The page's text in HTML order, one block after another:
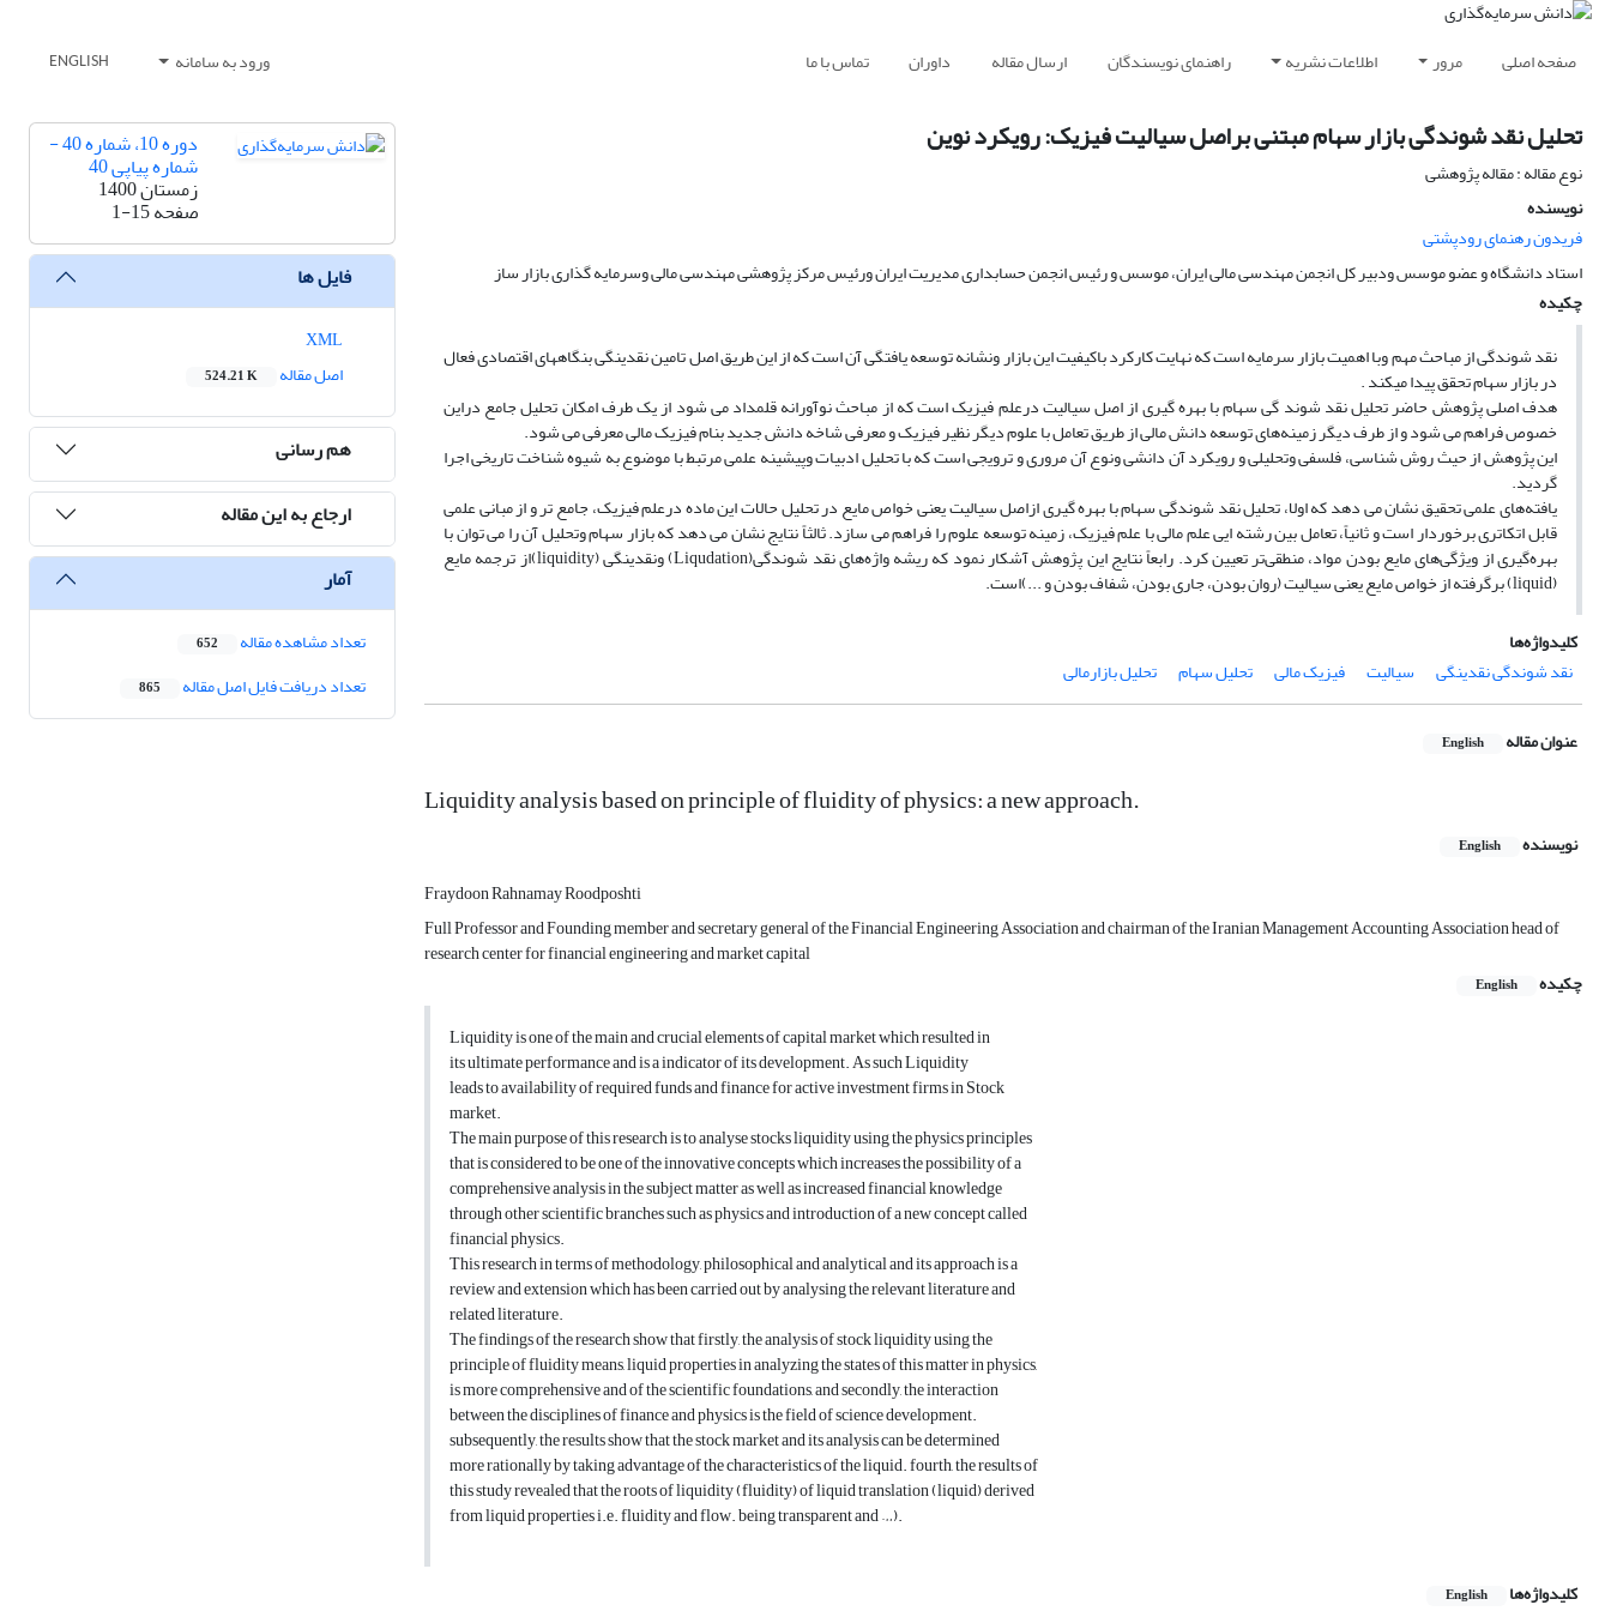
صفحه اصلی مرور اطلاعات نشریه راهنمای نویسندگان ارسال مقاله داوران تماس با ما ورود به سامانه ENGLISH
تحلیل نقد شوندگی بازار سهام مبتنی براصل سیالیت فیزیک: رویکرد نوین
نوع مقاله : مقاله پژوهشی
نویسنده
فریدون رهنمای رودپشتی
استاد دانشگاه و عضو موسس ودبیر کل انجمن مهندسی مالی ایران، موسس و رئیس انجمن حسابداری مدیریت ایران ورئیس مرکز پژوهشی مهندسی مالی وسرمایه گذاری بازار ساز
چکیده
نقد شوندگی از مباحث مهم وبا اهمیت بازار سرمایه است که نهایت کارکرد باکیفیت این بازار ونشانه توسعه یافتگی آن است که از این طریق اصل تامین نقدینگی بنگاههای اقتصادی فعال
در بازار سهام تحقق پیدا میکند .
هدف اصلی پژوهش حاضر تحلیل نقد شوند گی سهام با بهره گیری از اصل سیالیت درعلم فیزیک است که از مباحث نوآورانه قلمداد می شود از یک طرف امکان تحلیل جامع دراین
خصوص فراهم می شود و از طرف دیگر زمینه‌های توسعه دانش مالی از طریق تعامل با علوم دیگر نظیر فیزیک و معرفی شاخه دانش جدید بنام فیزیک مالی معرفی می شود.
این پژوهش از حیث روش شناسی، فلسفی وتحلیلی و رویکرد آن دانشی ونوع آن مروری و ترویجی است که با تحلیل ادبیات وپیشینه علمی مرتبط با موضوع به شیوه شناخت تاریخی اجرا
گردید.
یافته‌های علمی تحقیق نشان می دهد که اولا، تحلیل نقد شوندگی سهام با بهره گیری ازاصل سیالیت یعنی خواص مایع در تحلیل حالات این ماده درعلم فیزیک، جامع تر و از مبانی علمی
قابل اتکاتری برخوردار است و ثانیاً، تعامل بین رشته ایی علم مالی با علم فیزیک، زمینه توسعه علوم را فراهم می سازد. ثالثاً نتایج نشان می دهد که بازار سهام وتحلیل آن را می توان با
بهره‌گیری از ویژگی‌های مایع بودن مواد، منطقی‌تر تعیین کرد. رابعاً نتایج این پژوهش آشکار نمود که ریشه واژه‌های نقد شوندگی(Liqudation) ونقدینگی (liquidity)از ترجمه مایع
(liquid) برگرفته از خواص مایع یعنی سیالیت (روان بودن، جاری بودن، شفاف بودن و ...)است.
کلیدواژه‌ها
نقد شوندگی نقدینگی
سیالیت فیزیک مالی تحلیل سهام تحلیل بازارمالی
عنوان مقاله English
Liquidity analysis based on principle of fluidity of physics: a new approach.
نویسنده English
Fraydoon Rahnamay Roodposhti
Full Professor and Founding member and secretary general of the Financial Engineering Association and chairman of the Iranian Management Accounting Association head of
research center for financial engineering and market capital
چکیده
English
Liquidity is one of the main and crucial elements of capital market which resulted in
its ultimate performance and is a indicator of its development. As such Liquidity
leads to availability of required funds and finance for active investment firms in Stock
market.
The main purpose of this research is to analyse stocks liquidity using the physics principles
that is considered to be one of the innovative concepts which increases the possibility of a
comprehensive analysis in the subject matter as well as increased financial knowledge
through other scientific branches such as physics and introduction of a new concept called
financial physics.
This research in terms of methodology, philosophical and analytical and its approach is a
review and extension which has been carried out by analysing the relevant literature and
related literature.
The findings of the research show that firstly, the analysis of stock liquidity using the
principle of fluidity means, liquid properties in analyzing the states of this matter in physics,
is more comprehensive and of the scientific foundations, and secondly, the interaction
between the disciplines of finance and physics is the field of science development.
subsequently, the results show that the stock market and its analysis can be determined
more rationally by taking advantage of the characteristics of the liquid. fourth, the results of
this study revealed that the roots of liquidity (fluidity) of liquid translation (liquid) derived
from liquid properties i.e. fluidity and flow. being transparent and …).
کلیدواژه‌ها English
دوره 10، شماره 40 -
شماره پیاپی 40
زمستان 1400
صفحه1-15
فایل ها
اصل مقاله
524.21 K
هم رسانی
ارجاع به این مقاله
آمار
تعداد مشاهده مقاله 652
تعداد دریافت فایل اصل مقاله 865